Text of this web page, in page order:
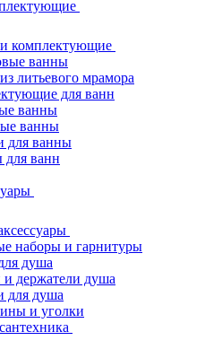
комплектующие
ванны
литьевого мрамора
для ванн
ванны
ванны
для ванны
ванн
наборы и гарнитуры
душа
держатели душа
для душа
и уголки